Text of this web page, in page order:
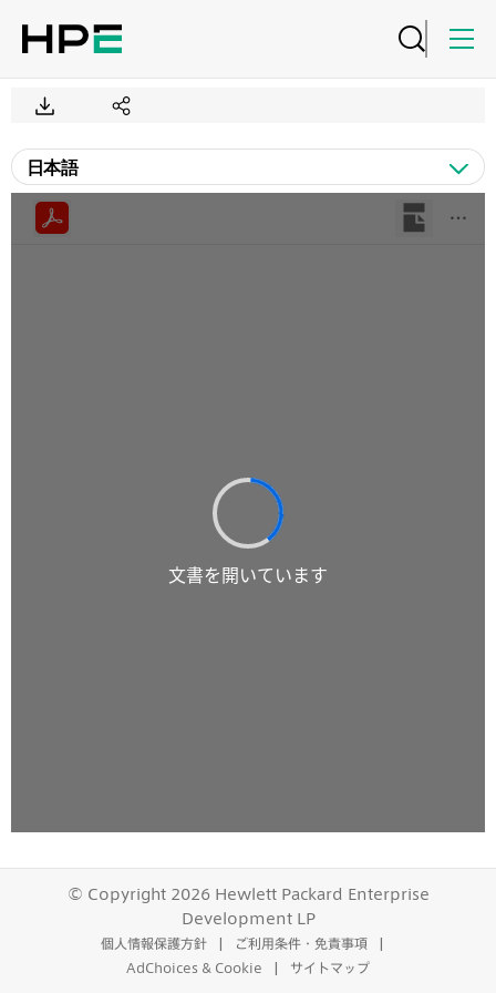
© Copyright 2026 Hewlett Packard Enterprise
Development LP
個人情報保護方針
ご利用条件・免責事項
AdChoices & Cookie
サイトマップ